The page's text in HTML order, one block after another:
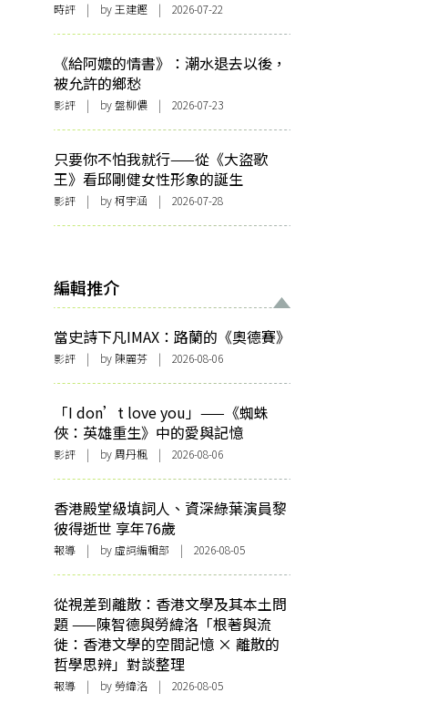
時評 | by 王建鏗 | 2026-07-22
《給阿嬤的情書》：潮水退去以後，
被允許的鄉愁
影評 | by 盤柳儂 | 2026-07-23
只要你不怕我就行——從《大盜歌
王》看邱剛健女性形象的誕生
影評 | by 柯宇涵 | 2026-07-28
編輯推介
當史詩下凡IMAX：路蘭的《奧德賽》
影評 | by 陳麗芬 | 2026-08-06
「I don’t love you」——《蜘蛛
俠：英雄重生》中的愛與記憶
影評 | by 周丹楓 | 2026-08-06
香港殿堂級填詞人、資深綠葉演員黎
彼得逝世 享年76歲
報導 | by 虛詞編輯部 | 2026-08-05
從視差到離散：香港文學及其本土問
題 ——陳智德與勞緯洛「根著與流
徙：香港文學的空間記憶 × 離散的
哲學思辨」對談整理
報導 | by 勞緯洛 | 2026-08-05